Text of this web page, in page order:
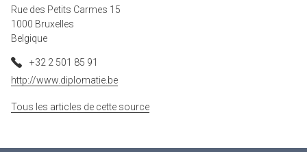
Rue des Petits Carmes 15
1000 Bruxelles
Belgique
+32 2 501 85 91
http://www.diplomatie.be
Tous les articles de cette source